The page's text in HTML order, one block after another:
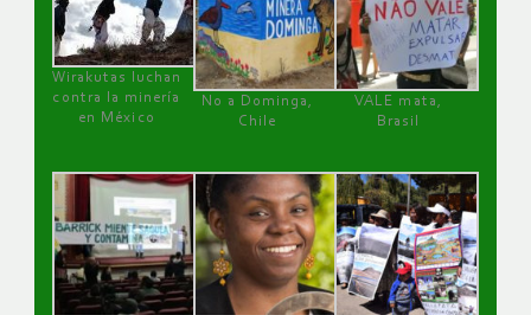
Wirakutas luchan
contra la minería
en México
No a Dominga,
Chile
VALE mata,
Brasil